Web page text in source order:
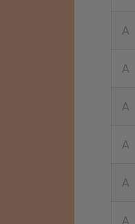
A
A
A
A
A
A